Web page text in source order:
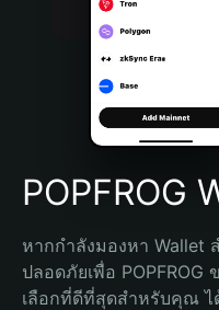
Português (Brasil)
Español (Argentina)
POPFROG
หากกำลังมองหา Wallet
ปลอดภัยเพื่อ
เลือกที่ดีที่สุดสำหรับคุณ ไ